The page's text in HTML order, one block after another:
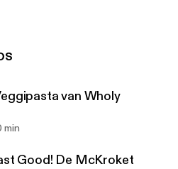
én mee de keuken in.
een lekkere maaltijd op
van alles mis.
altijd hysterisch.
van Wholy
min
Good! De McKroket